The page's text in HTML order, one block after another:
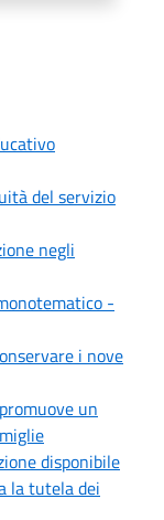
del servizio
negli
-
i nove
un
disponibile
la tutela dei